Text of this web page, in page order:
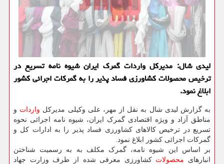
لیدی شال: مدیرکل واردات گمرک ایران شیوه نامه تسریع در
ترخیص محصولات کشاورزی فساد پذیر را به گمرکات اجرائی کشور
ابلاغ نمود.
به گزارش لیدی شال به نقل از مهر، علی وکیلی مدیرکل واردات و
مناطق آزاد و ویژه اقتصادی گمرک ایران، شیوه نامه اجرائی نحوه
تسریع در ترخیص کالاهای کشاورزی فساد پذیر را به ادارات کل و
گمرکات اجرائی کشور ابلاغ نمود.
بر اساس این شیوه نامه، گمرک مکلف به به رسمیت شناختن
انبارهای محصولات کشاورزی معرفی شده از طرف وزارت جهاد